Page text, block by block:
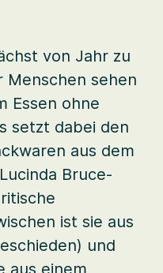
von Jahr zu
Menschen sehen
Essen ohne
setzt dabei den
aus dem
Bruce-
ist sie aus
und
aus einem